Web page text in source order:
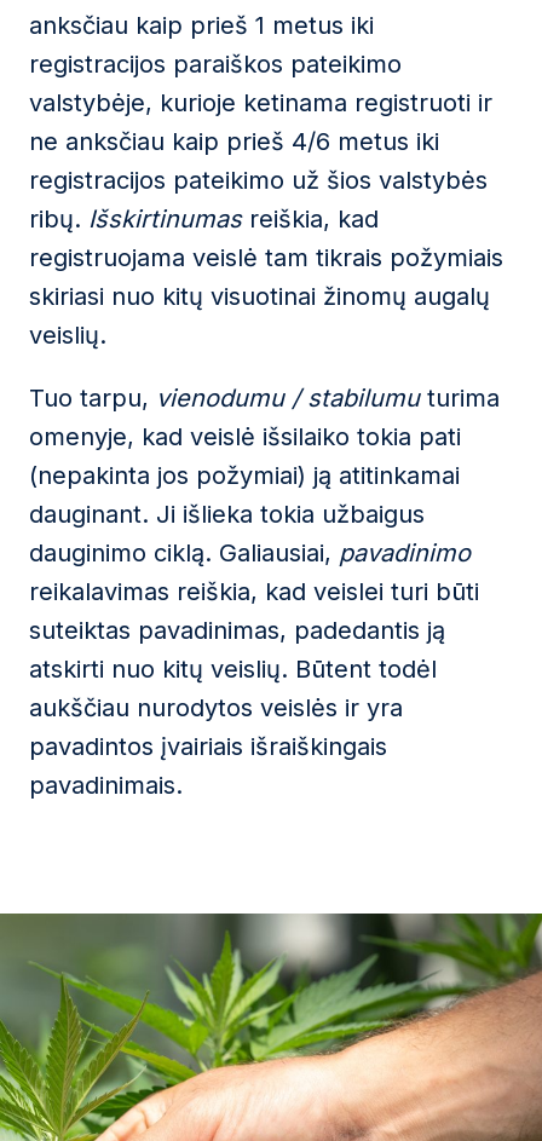
anksčiau kaip prieš 1 metus iki
registracijos paraiškos pateikimo
valstybėje, kurioje ketinama registruoti ir
ne anksčiau kaip prieš 4/6 metus iki
registracijos pateikimo už šios valstybės
ribų. Išskirtinumasreiškia, kad
registruojama veislė tam tikrais požymiais
skiriasi nuo kitų visuotinai žinomų augalų
veislių.
Tuo tarpu, vienodumu / stabilumuturima
omenyje, kad veislė išsilaiko tokia pati
(nepakinta jos požymiai) ją atitinkamai
dauginant. Ji išlieka tokia užbaigus
dauginimo ciklą. Galiausiai, pavadinimo
reikalavimas reiškia, kad veislei turi būti
suteiktas pavadinimas, padedantis ją
atskirti nuo kitų veislių. Būtent todėl
aukščiau nurodytos veislės ir yra
pavadintos įvairiais išraiškingais
pavadinimais.